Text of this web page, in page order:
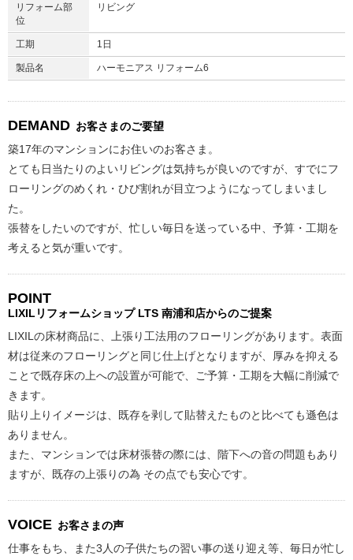
リフォーム部
位
リビング
工期 1日
製品名 ハーモニアス リフォーム6
DEMAND お客さまのご要望
築17年のマンションにお住いのお客さま。
とても日当たりのよいリビングは気持ちが良いのですが、すでにフ
ローリングのめくれ・ひび割れが目立つようになってしまいまし
た。
張替をしたいのですが、忙しい毎日を送っている中、予算・工期を
考えると気が重いです。
POINT
LIXILリフォームショップ LTS 南浦和店からのご提案
LIXILの床材商品に、上張り工法用のフローリングがあります。表面
材は従来のフローリングと同じ仕上げとなりますが、厚みを抑える
ことで既存床の上への設置が可能で、ご予算・工期を大幅に削減で
きます。
貼り上りイメージは、既存を剥して貼替えたものと比べても遜色は
ありません。
また、マンションでは床材張替の際には、階下への音の問題もあり
ますが、既存の上張りの為 その点でも安心です。
VOICE お客さまの声
仕事をもち、また3人の子供たちの習い事の送り迎え等、毎日が忙し